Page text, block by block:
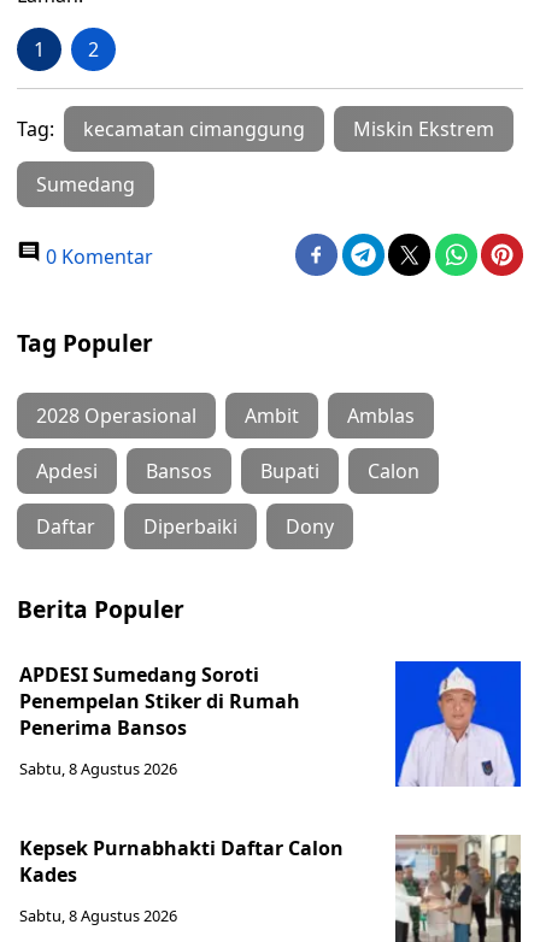
1 2
Tag: kecamatan cimanggung Miskin Ekstrem
Sumedang
0 Komentar
Tag Populer
2028 Operasional Ambit Amblas
Apdesi Bansos Bupati Calon
Daftar Diperbaiki Dony
Berita Populer
APDESI Sumedang Soroti
Penempelan Stiker di Rumah
Penerima Bansos
Sabtu, 8 Agustus 2026
Kepsek Purnabhakti Daftar Calon
Kades
Sabtu, 8 Agustus 2026